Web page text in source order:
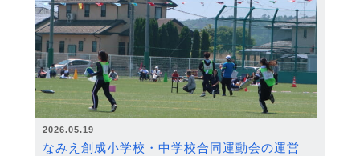
2026.05.19
なみえ創成小学校・中学校合同運動会の運営